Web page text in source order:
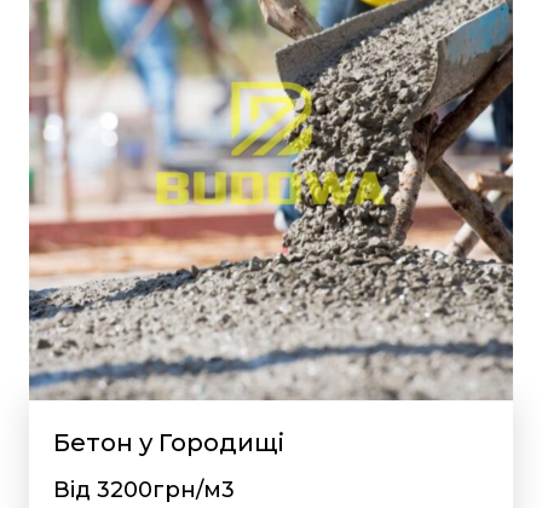
Бетон у Городищі
Від 3200грн/м3